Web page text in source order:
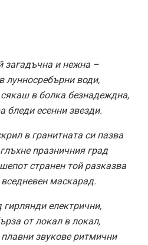
загадъчна и нежна –
лунносребърни води,
в болка безнадеждна,
бледи есенни звезди.
в гранитната си пазва
празничния град
странен той разказва
маскарад.
електрични,
от локал в локал,
звукове ритмични